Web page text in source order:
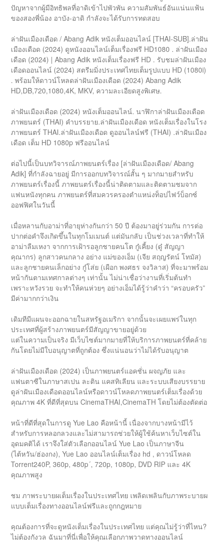
ปัญหาจากผู้มีอิทธิพลที่อาดิเข้าไปพัวพัน ความสัมพันธ์อันแน่นแฟ้น
ของสองพี่น้อง อาบัง-อาดิ กำลังจะได้รับการทดสอบ
ล่าฝันเมืองเดือด / Abang Adik หนังเต็มออนไลน์ [THAI-SUB].ล่าฝัน
เมืองเดือด (2024) ดูหนังออนไลน์เต็มเรื่องฟรี HD1080 . ล่าฝันเมือง
เดือด (2024) | Abang Adik หนังเต็มเรื่องฟรี HD . รับชมล่าฝันเมือง
เดือดออนไลน์ (2024) สตรีมมิ่งประเทศไทยเต็มรูปแบบ HD (1080i)
. พร้อมให้ดาวน์โหลดล่าฝันเมืองเดือด (2024) Abang Adik
HD,DB,720,1080,4K, MKV, ความละเอียดสูงพิเศษ.
ล่าฝันเมืองเดือด (2024) หนังเต็มออนไลน์. นาฬิกาล่าฝันเมืองเดือด
ภาพยนตร์ (THAI) คำบรรยาย.ล่าฝันเมืองเดือด หนังเต็มเรื่องในโรง
ภาพยนตร์ THAI.ล่าฝันเมืองเดือด ดูออนไลน์ฟรี (THAI) .ล่าฝันเมือง
เดือด เต็ม HD 1080p ฟรีออนไลน์
ต่อไปนี้เป็นบทวิจารณ์ภาพยนตร์เรื่อง [ล่าฝันเมืองเดือด/ Abang
Adik] ที่กำลังฉายอยู่ มีการออกบทวิจารณ์สั้น ๆ มากมายสำหรับ
ภาพยนตร์เรื่องนี้ ภาพยนตร์เรื่องนี้น่าติดตามและติดตามชมจาก
แฟนหนังทุกคน ภาพยนตร์ที่สมควรครองตำแหน่งท็อปไฟว์บ็อกซ์
ออฟฟิศในวันนี้
เมื่อหลานกับอาม่าที่อายุห่างกันกว่า 50 ปี ต้องมาอยู่ร่วมกัน การต่อ
ปากต่อคำจึงเกิดขึ้นในทุกโมเมนต์ แต่มันกลับ เป็นช่วงเวลาที่ทำให้
อาม่าลืมเหงา จากการเฝ้ารอลูกชายคนโต กู๋เคี้ยง (ดู๋ สัญญา
คุณากร) ลูกสาวคนกลาง อย่าง แม่ของเอ็ม (เจีย สฤญรัตน์ โทมัส)
และลูกชายคนเล็กอย่าง กู๋โส่ย (เผือก พงศธร จงวิลาส) ที่จะมาพร้อม
หน้ากันตามเทศกาลต่างๆ เท่านั้น ไม่น่าเชื่อว่างานที่เริ่มต้นทำ
เพราะหวังรวย จะทำให้คนห่วยๆ อย่างเอ็มได้รู้ว่าคำว่า “ครอบครัว”
มีค่ามากกว่าเงิน
เดิมทีมีแผนจะออกฉายในสหรัฐอเมริกา จากนั้นจะเผยแพร่ในทุก
ประเทศที่ผู้สร้างภาพยนตร์มีสัญญาขายอยู่ด้วย
แต่ในความเป็นจริง มีเว็บไซต์มากมายที่ให้บริการภาพยนตร์ที่คล้าย
กันโดยไม่มีใบอนุญาตที่ถูกต้อง ซึ่งแน่นอนว่าไม่ได้รับอนุญาต
ล่าฝันเมืองเดือด (2024) เป็นภาพยนตร์แอคชั่น ผจญภัย และ
แฟนตาซีในภาษาสเปน ละติน แคสทิเลียน และระบบเสียงบรรยาย
ดูล่าฝันเมืองเดือดออนไลน์หรือดาวน์โหลดภาพยนตร์เต็มเรื่องด้วย
คุณภาพ 4K ที่ดีที่สุดบน CinemaTHAI,CinemaTH โดยไม่ต้องตัดต่อ
หน้าที่ดีที่สุดในการดู Yue Lao คือหน้านี้ เนื่องจากบางหน้ามีไว้
สำหรับการหลอกลวงและไม่สามารถช่วยให้ผู้ใช้ค้นหาเว็บไซต์ใน
อุดมคติได้ เราจึงใส่ตัวเลือกออนไลน์ Yue Lao เป็นภาษาจีน
(ไต้หวัน/ฮ่องกง), Yue Lao ออนไลน์เต็มเรื่อง hd , ดาวน์โหลด
Torrent240P, 360p, 480p´, 720p, 1080p, DVD RIP และ 4K
คุณภาพสูง
ชม ภาพระบายผเต็มเรื่องในประเทศไทย เพลิดเพลินกับภาพระบายผ
แบบเต็มเรื่องทางออนไลน์ฟรีและถูกกฎหมาย
คุณต้องการที่จะดูหนังเต็มเรื่องในประเทศไทย แต่คุณไม่รู้ว่าที่ไหน?
ไม่ต้องกังวล ฉันมาที่นี่เพื่อให้คุณเลือกภาพวาดทางออนไลน์